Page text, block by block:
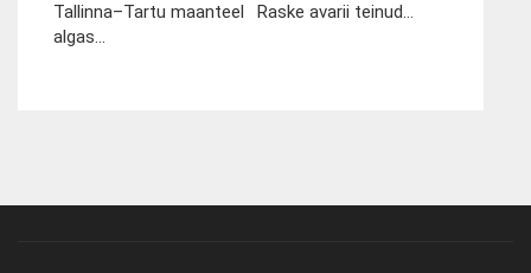
Tallinna–Tartu maanteel
algas...
Raske avarii teinud...